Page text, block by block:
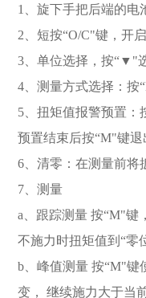
1、旋下手把后端的电
2、短按“O/C"键，开
3、单位选择，按“▼"
4、测量方式选择：按
5、扭矩值报警预置
预置结束后按“M"键
6、清零：在测量前将
7、测量
a、跟踪测量 按“M"键
不施力时扭矩值到“零
b、峰值测量 按“M"键
变， 继续施力大于当